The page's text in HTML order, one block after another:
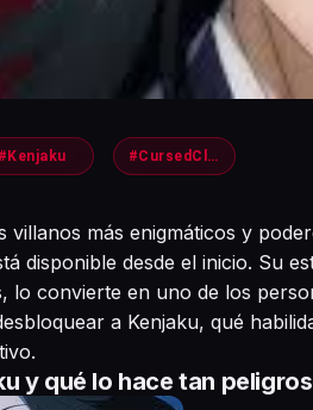
#Kenjaku #CursedClash
villanos más enigmáticos y
disponible desde el inicio. Su
lo convierte en uno de los
a Kenjaku, qué
y qué lo hace tan